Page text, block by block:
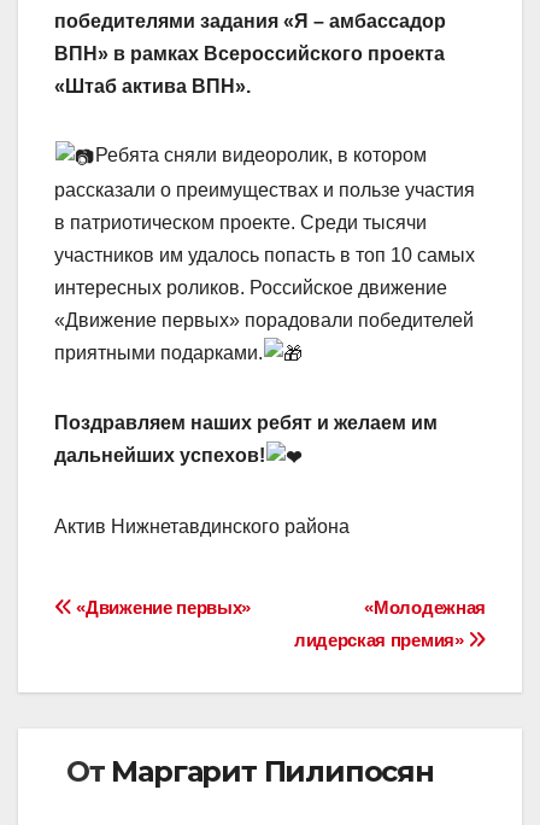
победителями задания «Я – амбассадор
ВПН» в рамках Всероссийского проекта
«Штаб актива ВПН».
Ребята сняли видеоролик, в котором
рассказали о преимуществах и пользе участия
в патриотическом проекте. Среди тысячи
участников им удалось попасть в топ 10 самых
интересных роликов. Российское движение
«Движение первых» порадовали победителей
приятными подарками.
Поздравляем наших ребят и желаем им
дальнейших успехов!
Актив Нижнетавдинского района
Навигация
«Молодежная
лидерская премия»
«Движение первых»
От Маргарит Пилипосян